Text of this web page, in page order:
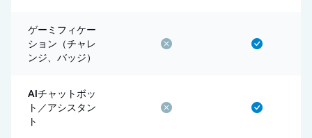
ゲーミフィケー
ション（チャレ
ンジ、バッジ）
AIチャットボッ
ト／アシスタン
ト